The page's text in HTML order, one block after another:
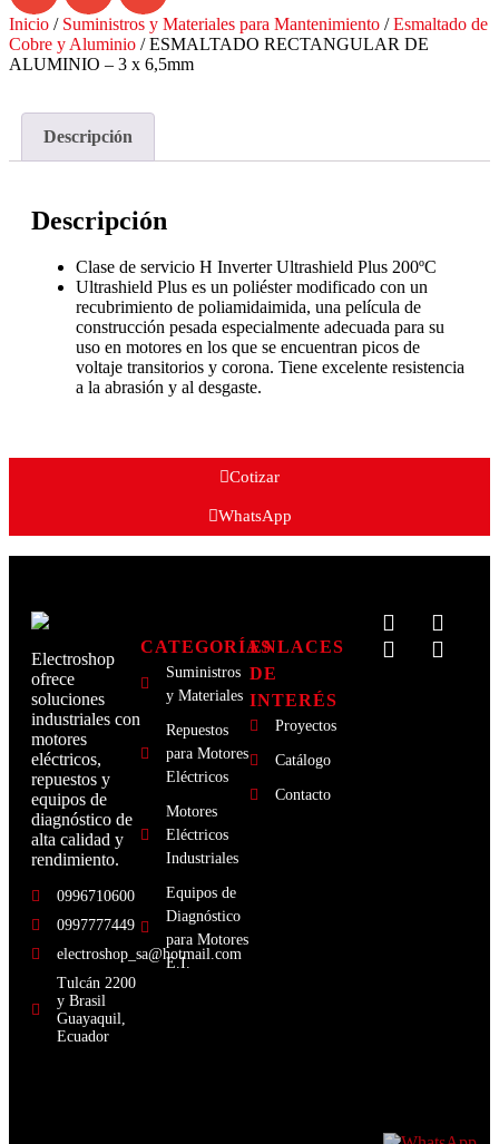
Inicio / Suministros y Materiales para Mantenimiento /Esmaltado de
Cobre y Aluminio / ESMALTADO RECTANGULAR DE
ALUMINIO – 3 x 6,5mm
Descripción
Descripción
Clase de servicio H Inverter Ultrashield Plus 200ºC
Ultrashield Plus es un poliéster modificado con un
recubrimiento de poliamidaimida, una película de
construcción pesada especialmente adecuada para su
uso en motores en los que se encuentran picos de
voltaje transitorios y corona. Tiene excelente resistencia
a la abrasión y al desgaste.
Cotizar
WhatsApp
Electroshop
ofrece
soluciones
industriales con
motores
eléctricos,
repuestos y
equipos de
diagnóstico de
alta calidad y
rendimiento.
0996710600
0997777449
electroshop_sa@hotmail.com
Tulcán 2200
y Brasil
Guayaquil,
Ecuador
CATEGORÍAS
Suministros
y Materiales
Repuestos
para Motores
Eléctricos
Motores
Eléctricos
Industriales
Equipos de
Diagnóstico
para Motores
E.I.
ENLACES
DE
INTERÉS
Proyectos
Catálogo
Contacto